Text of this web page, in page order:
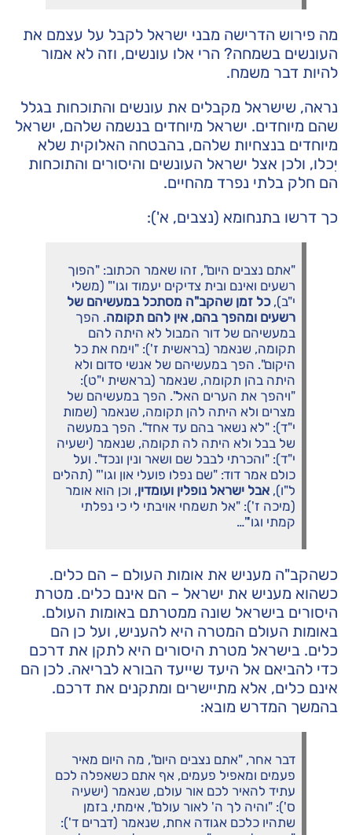
מה פירוש הדרישה מבני ישראל לקבל על עצמם את
העונשים בשמחה? הרי אלו עונשים, וזה לא אמור
להיות דבר משמח.
נראה, שישראל מקבלים את עונשים והתוכחות בגלל
שהם מיוחדים. ישראל מיוחדים בנשמה שלהם, ישראל
מיוחדים בנצחיות שלהם, בהבטחה האלוקית שלא
יִכלו, ולכן אצל ישראל העונשים והיסורים והתוכחות
הם חלק בלתי נפרד מהחיים.
כך דרשו בתנחומא (נצבים, א'):
"אתם נצבים היום", זהו שאמר הכתוב: "הפוך
רשעים ואינם ובית צדיקים יעמוד וגו'" (משלי
י"ב),כל זמן שהקב"ה מסתכל במעשיהם של
רשעים ומהפך בהם, אין להם תקומה. הפך
במעשיהם של דור המבול לא היתה להם
תקומה, שנאמר (בראשית ז'): "וימח את כל
היקום". הפך במעשיהם של אנשי סדום ולא
היתה בהן תקומה, שנאמר (בראשית י"ט):
"ויהפך את הערים האל". הפך במעשיהם של
מצרים ולא היתה להן תקומה, שנאמר (שמות
י"ד): "לא נשאר בהם עד אחד". הפך במעשה
של בבל ולא היתה לה תקומה, שנאמר (ישעיה
י"ד): "והכרתי לבבל שם ושאר ונין ונכד". ועל
כולם אמר דוד: "שם נפלו פועלי און וגו'" (תהלים
ל"ו), אבל ישראל נופלין ועומדין, וכן הוא אומר
(מיכה ז'): "אל תשמחי אויבתי לי כי נפלתי
קמתי וגו'"…
כשהקב"ה מעניש את אומות העולם – הם כלים.
כשהוא מעניש את ישראל – הם אינם כלים. מטרת
היסורים בישראל שונה ממטרתם באומות העולם.
באומות העולם המטרה היא להעניש, ועל כן הם
כלים. בישראל מטרת היסורים היא לתקן את דרכם
כדי להביאם אל היעד שייעד הבורא לבריאה. לכן הם
אינם כלים, אלא מתיישרים ומתקנים את דרכם.
בהמשך המדרש מובא:
דבר אחר, "אתם נצבים היום", מה היום מאיר
פעמים ומאפיל פעמים, אף אתם כשאפלה לכם
עתיד להאיר לכם אור עולם, שנאמר (ישעיה
ס'): "והיה לך ה' לאור עולם", אימתי, בזמן
שתהיו כלכם אגודה אחת, שנאמר (דברים ד'):